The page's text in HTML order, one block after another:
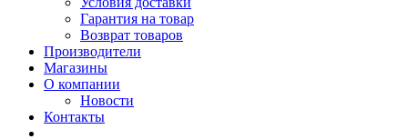
Гарантия на товар
Возврат товаров
Производители
Магазины
О компании
Новости
Контакты